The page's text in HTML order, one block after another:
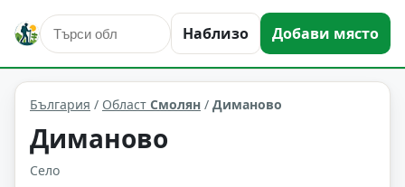
Наблизо Добави място
Диманово Област: Смолян
България / Област Смолян / Диманово
Диманово
Село